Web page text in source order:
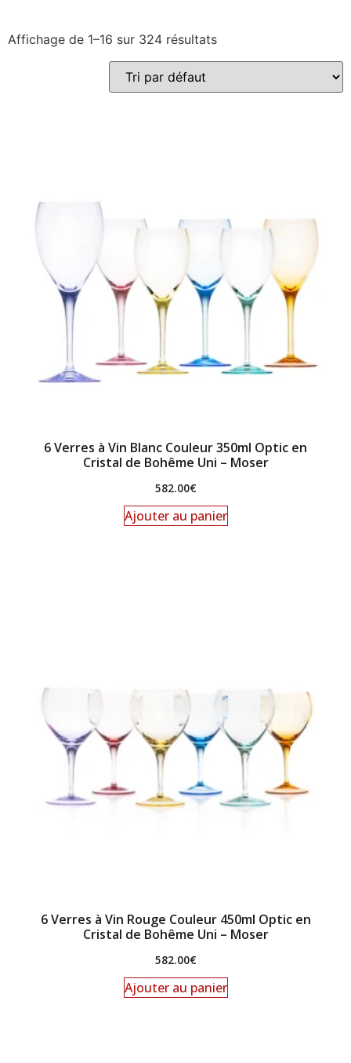
Affichage de 1–16 sur 324 résultats
6 Verres à Vin Blanc Couleur 350ml Optic en
Cristal de Bohême Uni – Moser
582.00€
Ajouter au panier
6 Verres à Vin Rouge Couleur 450ml Optic en
Cristal de Bohême Uni – Moser
582.00€
Ajouter au panier